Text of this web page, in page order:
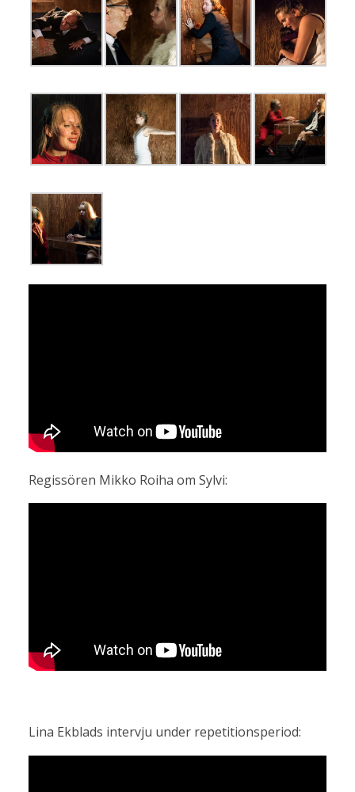
Regissören Mikko Roiha om Sylvi:
Lina Ekblads intervju under repetitionsperiod: